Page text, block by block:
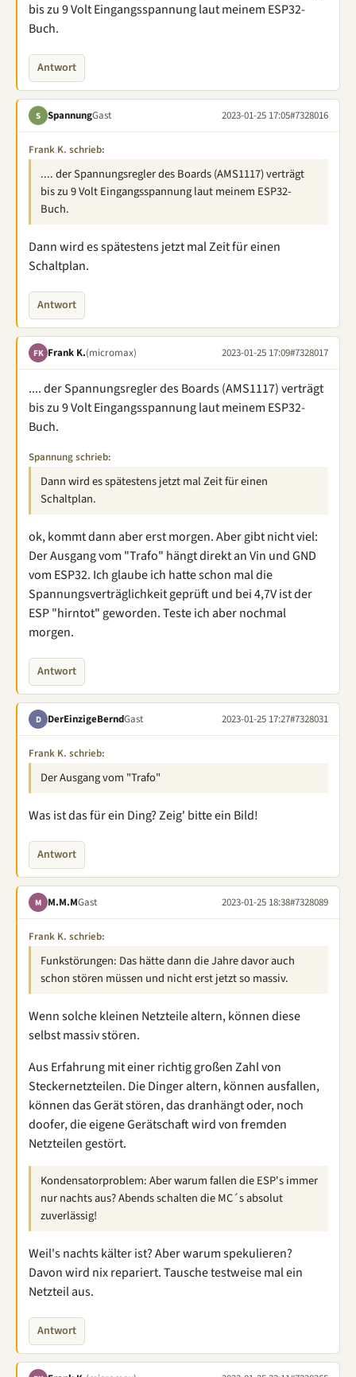
bis zu 9 Volt Eingangsspannung laut meinem ESP32-
Buch.
Antwort
S SpannungGast 2023-01-25 17:05#7328016
Frank K. schrieb:
.... der Spannungsregler des Boards (AMS1117) verträgt
bis zu 9 Volt Eingangsspannung laut meinem ESP32-
Buch.
Dann wird es spätestens jetzt mal Zeit für einen
Schaltplan.
Antwort
FK Frank K.(micromax) 2023-01-25 17:09#7328017
.... der Spannungsregler des Boards (AMS1117) verträgt
bis zu 9 Volt Eingangsspannung laut meinem ESP32-
Buch.
Spannung schrieb:
Dann wird es spätestens jetzt mal Zeit für einen
Schaltplan.
ok, kommt dann aber erst morgen. Aber gibt nicht viel:
Der Ausgang vom "Trafo" hängt direkt an Vin und GND
vom ESP32. Ich glaube ich hatte schon mal die
Spannungsverträglichkeit geprüft und bei 4,7V ist der
ESP "hirntot" geworden. Teste ich aber nochmal
morgen.
Antwort
D DerEinzigeBerndGast 2023-01-25 17:27#7328031
Frank K. schrieb:
Der Ausgang vom "Trafo"
Was ist das für ein Ding? Zeig' bitte ein Bild!
Antwort
M M.M.MGast 2023-01-25 18:38#7328089
Frank K. schrieb:
Funkstörungen: Das hätte dann die Jahre davor auch
schon stören müssen und nicht erst jetzt so massiv.
Wenn solche kleinen Netzteile altern, können diese
selbst massiv stören.
Aus Erfahrung mit einer richtig großen Zahl von
Steckernetzteilen. Die Dinger altern, können ausfallen,
können das Gerät stören, das dranhängt oder, noch
doofer, die eigene Gerätschaft wird von fremden
Netzteilen gestört.
Kondensatorproblem: Aber warum fallen die ESP's immer
nur nachts aus? Abends schalten die MC´s absolut
zuverlässig!
Weil's nachts kälter ist? Aber warum spekulieren?
Davon wird nix repariert. Tausche testweise mal ein
Netzteil aus.
Antwort